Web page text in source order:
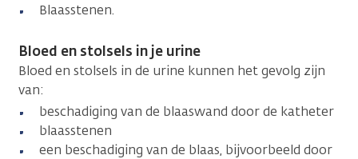
Blaasstenen.
Bloed en stolsels in je urine
Bloed en stolsels in de urine kunnen het gevolg zijn
van:
beschadiging van de blaaswand door de katheter
blaasstenen
een beschadiging van de blaas, bijvoorbeeld door